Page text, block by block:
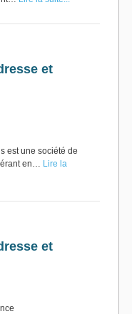
et
est une société de
en… Lire la
et